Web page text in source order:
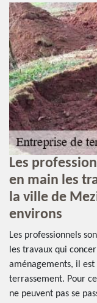
Les
en main les
la ville de
environs
Les professionnels
les travaux qui
aménagements, il
terrassement. Pour
ne peuvent pas se